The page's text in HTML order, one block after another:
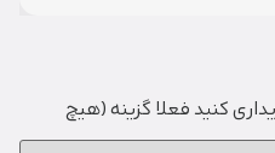
فعلا گزینه (هیچ